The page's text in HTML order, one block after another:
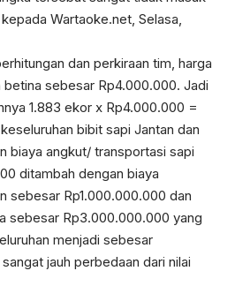
Wartaoke.net, Selasa,
dan perkiraan tim, harga
sebesar Rp4.000.000. Jadi
1.883 ekor x Rp4.000.000 =
bibit sapi Jantan dan
biaya angkut/ transportasi sapi
ditambah dengan biaya
sebesar Rp1.000.000.000 dan
sebesar Rp3.000.000.000 yang
menjadi sebesar
jauh perbedaan dari nilai